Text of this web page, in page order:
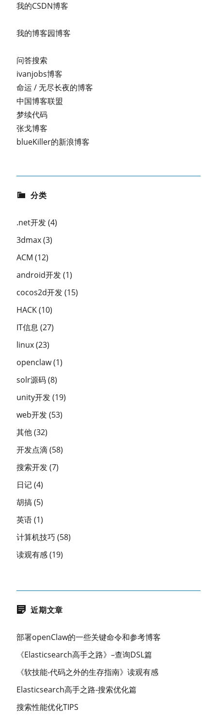
我的CSDN博客
我的博客园博客
问答搜索
ivanjobs博客
命运 / 无尽长夜的博客
中国博客联盟
梦续代码
张戈博客
blueKiller的新浪博客
分类
.net开发(4)
3dmax(3)
ACM (12)
android开发(1)
cocos2d开发(15)
HACK(10)
IT信息 (27)
linux(23)
openclaw(1)
solr源码(8)
unity开发(19)
web开发(53)
其他(32)
开发点滴(58)
搜索开发(7)
日记(4)
胡搞(5)
英语(1)
计算机技巧 (58)
读观有感(19)
近期文章
部署openClaw的一些关键命令和参考博客
《Elasticsearch高手之路》–查询DSL篇
《软技能-代码之外的生存指南》读观有感
Elasticsearch高手之路-搜索优化篇
搜索性能优化TIPS